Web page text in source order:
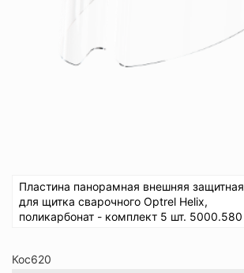
Пластина панорамная внешняя защитная
для щитка сварочного Optrel Helix,
поликарбонат - комплект 5 шт. 5000.580
Кос620